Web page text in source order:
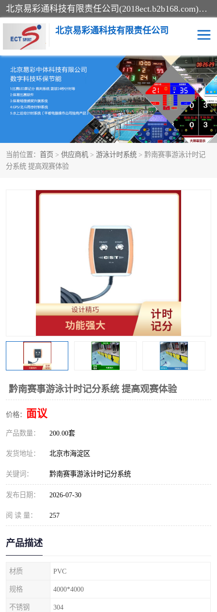
北京易彩通科技有限责任公司(2018ect.b2b168.com)主要提供陕西计时记分系统，全国统一热线：15611947915.北京易彩通科技有限责任公司有一支长期从事智能控制系统研发的高素质的队伍，具有嵌入式系统，视频系统、通信系统、网络系统，体育计时系统的知识和技能。强力打造体育比赛计时计分系统、智能升降旗系统、标准时钟系统、赛事编排及信息发布系统，为用户提供较新的，较廉价的，应用解决方案。
北京易彩通科技有限责任公司
当前位置： 首页 > 供应商机 > 游泳计时系统 > 黔南赛事游泳计时记
分系统 提高观赛体验
黔南赛事游泳计时记分系统 提高观赛体验
价格： 面议
产品数量： 200.00套
发货地址： 北京市海淀区
关键词： 黔南赛事游泳计时记分系统
发布日期： 2026-07-30
阅 读 量： 257
产品描述
材质 PVC
规格 4000*4000
不锈钢 304
记分系统 游泳计时系统
智能颁奖旗系统 GPS同步时钟系统
计时计分及成绩处理系统 计时记分系统
体育场馆影像采集回放系 游泳馆水下摄影采集救生